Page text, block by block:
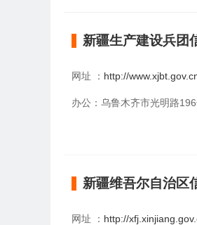
新疆生产建设兵团
网址 ： http://
办公：乌鲁木齐市光明路
新疆维吾尔自治区
网址 ： http://